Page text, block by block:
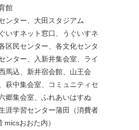
館
ンター、大田スタジアム
いすネット窓口、うぐいすネ
区民センター、各文化センタ
ンター、入新井集会室、ライ
馬込、新井宿会館、山王会
萩中集会室、コミュニティセ
郷集会室、ふれあいはすぬ
涯学習センター蒲田（消費者
micsおおた内）